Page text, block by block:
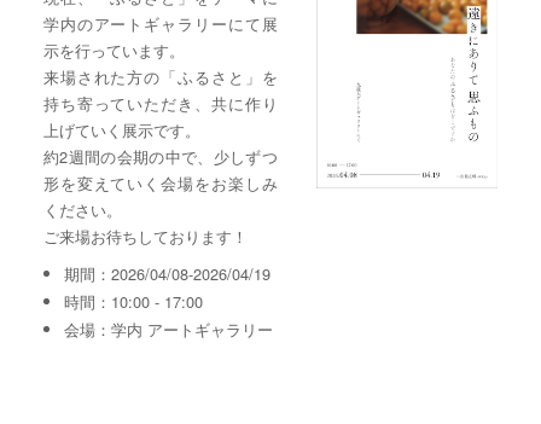
学内のアートギャラリーにて展
示を行っています。
来場された方の「ふるさと」を
持ち寄っていただき、共に作り
上げていく展示です。
約2週間の会期の中で、少しずつ
形を変えていく会場をお楽しみ
ください。
ご来場お待ちしております！
期間：2026/04/08-2026/04/19
時間：10:00 - 17:00
会場：学内 アートギャラリー